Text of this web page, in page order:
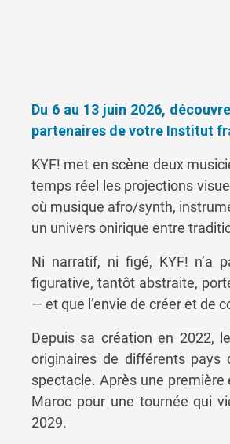
Du 6 au 13 juin 2026,
partenaires de votre Institut
KYF! met en scène deux
temps réel les projections
où musique afro/synth,
un univers onirique entre
Ni narratif, ni figé, KYF! n’a
figurative, tantôt abstraite,
— et que l’envie de créer et de
Depuis sa création en 2022,
originaires de différents pays
spectacle. Après une
Maroc pour une tournée qui
2029.